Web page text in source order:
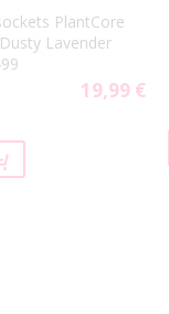
PlantCore
Lavender
19,99 €